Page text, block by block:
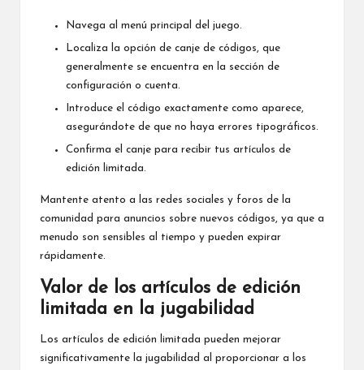
Navega al menú principal del juego.
Localiza la opción de canje de códigos, que
generalmente se encuentra en la sección de
configuración o cuenta.
Introduce el código exactamente como aparece,
asegurándote de que no haya errores tipográficos.
Confirma el canje para recibir tus artículos de
edición limitada.
Mantente atento a las redes sociales y foros de la
comunidad para anuncios sobre nuevos códigos, ya que a
menudo son sensibles al tiempo y pueden expirar
rápidamente.
Valor de los artículos de edición
limitada en la jugabilidad
Los artículos de edición limitada pueden mejorar
significativamente la jugabilidad al proporcionar a los